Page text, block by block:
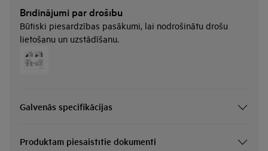
Brīdinājumi par drošību
Būtiski piesardzības pasākumi, lai nodrošinātu drošu
lietošanu un uzstādīšanu.
Galvenās specifikācijas
Produktam piesaistītie dokumenti